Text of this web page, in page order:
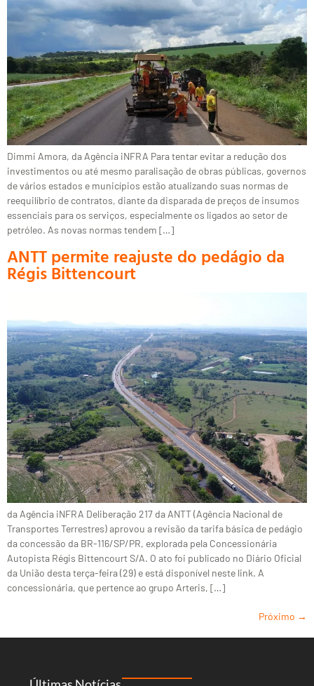
Dimmi Amora, da Agência iNFRA Para tentar evitar a redução dos
investimentos ou até mesmo paralisação de obras públicas, governos
de vários estados e municípios estão atualizando suas normas de
reequilíbrio de contratos, diante da disparada de preços de insumos
essenciais para os serviços, especialmente os ligados ao setor de
petróleo. As novas normas tendem […]
ANTT permite reajuste do pedágio da
Régis Bittencourt
da Agência iNFRA Deliberação 217 da ANTT (Agência Nacional de
Transportes Terrestres) aprovou a revisão da tarifa básica de pedágio
da concessão da BR-116/SP/PR, explorada pela Concessionária
Autopista Régis Bittencourt S/A. O ato foi publicado no Diário Oficial
da União desta terça-feira (29) e está disponível neste link. A
concessionária, que pertence ao grupo Arteris, […]
Próximo →